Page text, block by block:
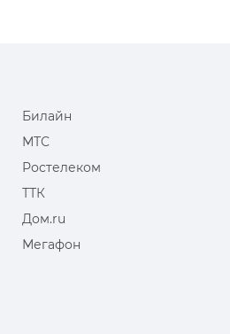
Билайн
МТС
Ростелеком
ТТК
Дом.ru
Мегафон